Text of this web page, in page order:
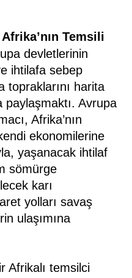
Temsili
devletlerinin
ihtilafa sebep
topraklarını harita
paylaşmaktı. Avrupa
Afrika’nın
ekonomilerine
yaşanacak ihtilaf
sömürge
karı
yolları savaş
ulaşımına
Afrikalı temsilci